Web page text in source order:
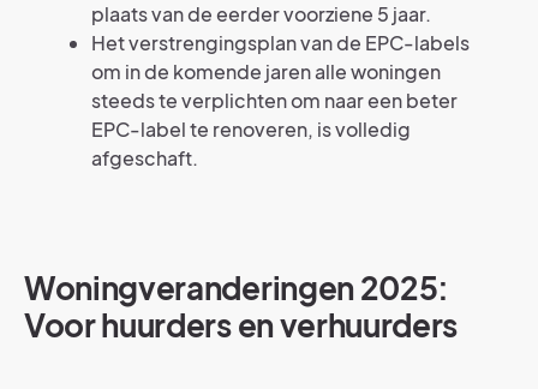
plaats van de eerder voorziene 5 jaar.
Het verstrengingsplan van de EPC-labels
om in de komende jaren alle woningen
steeds te verplichten om naar een beter
EPC-label te renoveren, is volledig
afgeschaft.
Woningveranderingen 2025:
Voor huurders en verhuurders